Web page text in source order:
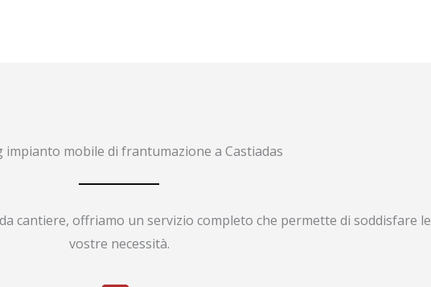
impianto mobile di frantumazione a Castiadas
cantiere, offriamo un servizio completo che permette di soddisfare le
vostre necessità.